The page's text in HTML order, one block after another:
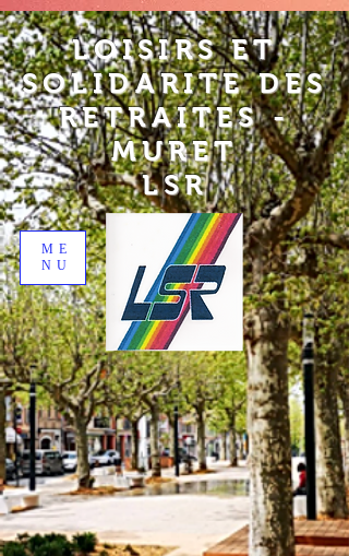
LOISIRS ET
SOLIDARITE DES
RETRAITES -
MURET
LSR
ME
NU